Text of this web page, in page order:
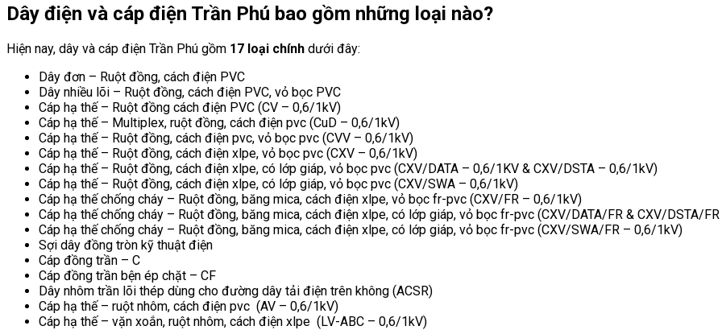
Dây điện và cáp điện Trần Phú bao gồm những loại nào?
Hiện nay, dây và cáp điện Trần Phú gồm 17 loại chính dưới đây:
Dây đơn – Ruột đồng, cách điện PVC
Dây nhiều lõi – Ruột đồng, cách điện PVC, vỏ bọc PVC
Cáp hạ thế – Ruột đồng cách điện PVC (CV – 0,6/1kV)
Cáp hạ thế – Multiplex, ruột đồng, cách điện pvc (CuD – 0,6/1kV)
Cáp hạ thế – Ruột đồng, cách điện pvc, vỏ bọc pvc (CVV – 0,6/1kV)
Cáp hạ thế – Ruột đồng, cách điện xlpe, vỏ bọc pvc (CXV – 0,6/1kV)
Cáp hạ thế – Ruột đồng, cách điện xlpe, có lớp giáp, vỏ bọc pvc (CXV/DATA – 0,6/1KV & CXV/DSTA – 0,6/1kV)
Cáp hạ thế – Ruột đồng, cách điện xlpe, có lớp giáp, vỏ bọc pvc (CXV/SWA – 0,6/1kV)
Cáp hạ thế chống cháy – Ruột đồng, băng mica, cách điện xlpe, vỏ bọc fr-pvc (CXV/FR – 0,6/1kV)
Cáp hạ thế chống cháy – Ruột đồng, băng mica, cách điện xlpe, có lớp giáp, vỏ bọc fr-pvc (CXV/DATA/FR & CXV/DSTA/
Cáp hạ thế chống cháy – Ruột đồng, băng mica, cách điện xlpe, có lớp giáp, vỏ bọc fr-pvc (CXV/SWA/FR – 0,6/1kV)
Sợi dây đồng tròn kỹ thuật điện
Cáp đồng trần – C
Cáp đồng trần bện ép chặt – CF
Dây nhôm trần lõi thép dùng cho đường dây tải điện trên không (ACSR)
Cáp hạ thế – ruột nhôm, cách điện pvc (AV – 0,6/1kV)
Cáp hạ thế – vặn xoắn, ruột nhôm, cách điện xlpe (LV-ABC – 0,6/1kV)